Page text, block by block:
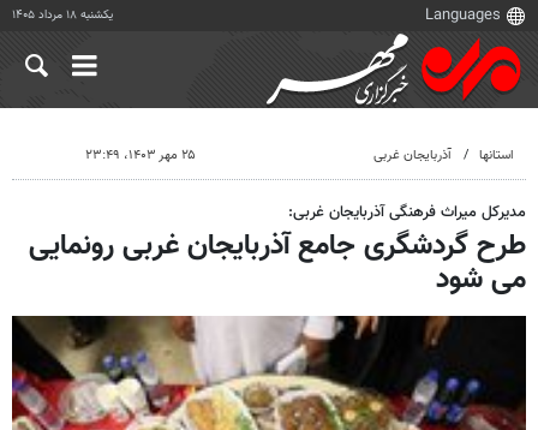
یکشنبه ۱۸ مرداد ۱۴۰۵
استانها آذربایجان غربی ۲۵ مهر ۱۴۰۳، ۲۳:۴۹
مدیرکل میراث فرهنگی آذربایجان غربی:
طرح گردشگری جامع آذربایجان غربی رونمایی
می شود